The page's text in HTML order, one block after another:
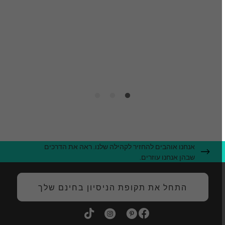
אנחנו אוהבים להחזיר לקהילה שלנו. ראה את הדרכים
שבהן אנחנו עוזרים.
התחל את תקופת הניסיון בחינם שלך